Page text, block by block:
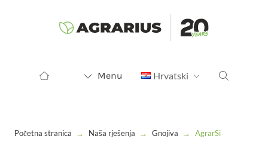
Menu Hrvatski
Početna stranica → Naša rješenja → Gnojiva → AgrarSi